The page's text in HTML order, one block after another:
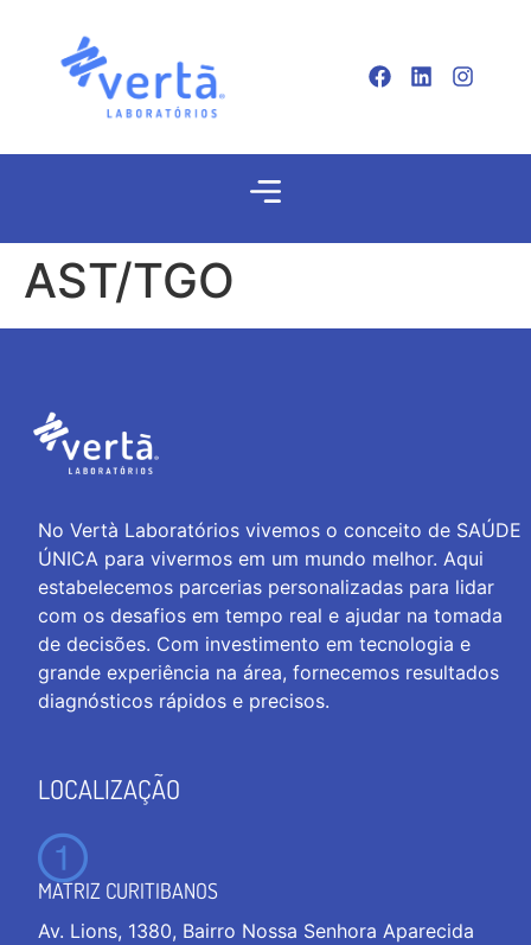
AST/TGO
No Vertà Laboratórios vivemos o conceito de SAÚDE
ÚNICA para vivermos em um mundo melhor. Aqui
estabelecemos parcerias personalizadas para lidar
com os desafios em tempo real e ajudar na tomada
de decisões. Com investimento em tecnologia e
grande experiência na área, fornecemos resultados
diagnósticos rápidos e precisos.
LOCALIZAÇÃO
MATRIZ CURITIBANOS
Av. Lions, 1380, Bairro Nossa Senhora Aparecida